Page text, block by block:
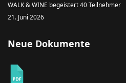
WALK & WINE begeistert 40 Teilnehmer
21. Juni 2026
Neue Dokumente